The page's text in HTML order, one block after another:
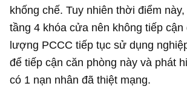
khống chế. Tuy nhiên thời điểm
tầng 4 khóa cửa nên không tiếp
lượng PCCC tiếp tục sử dụng
để tiếp cận căn phòng này và phát
có 1 nạn nhân đã thiệt mạng.